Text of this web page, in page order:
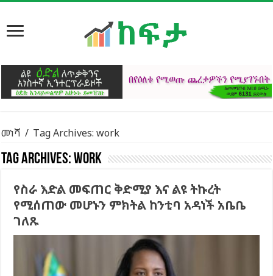
መነሻ / Tag Archives: work
Tag Archives:work
የስራ እድል መፍጠር ቅድሚያ እና ልዩ ትኩረት
የሚሰጠው መሆኑን ምክትል ከንቲባ አዳነች አቤቤ
ገለጹ